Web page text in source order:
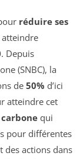
réduire ses
. Depuis
(SNBC), la
de 50% d’ici
atteindre cet
qui
pour différentes
des actions dans